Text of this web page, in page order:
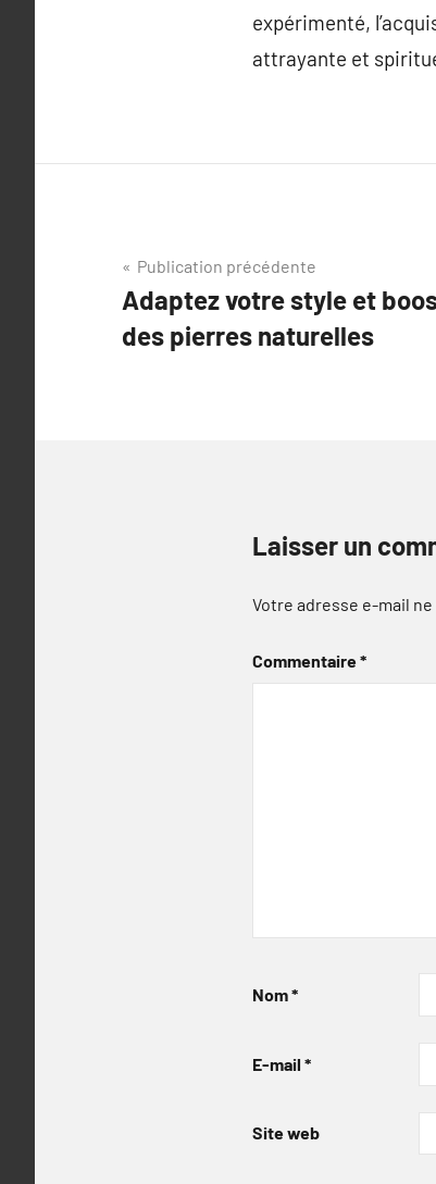
expérimenté,
attrayante et
Navigation
de
l’article
Publication précédente
Adaptez votre style et
des pierres naturelles
Laisser un
Votre adresse e-mail ne
Commentaire*
Nom*
E-mail *
Site web